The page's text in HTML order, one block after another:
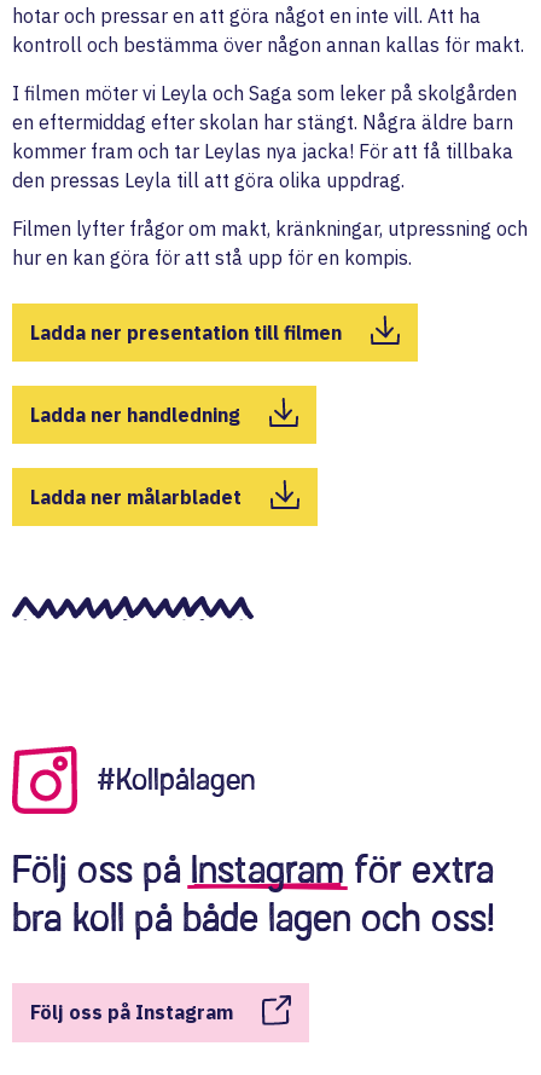
hotar och pressar en att göra något en inte vill. Att ha
kontroll och bestämma över någon annan kallas för makt.
I filmen möter vi Leyla och Saga som leker på skolgården
en eftermiddag efter skolan har stängt. Några äldre barn
kommer fram och tar Leylas nya jacka! För att få tillbaka
den pressas Leyla till att göra olika uppdrag.
Filmen lyfter frågor om makt, kränkningar, utpressning och
hur en kan göra för att stå upp för en kompis.
Ladda ner presentation till filmen
Ladda ner handledning
Ladda ner målarbladet
#Kollpålagen
Följ oss på Instagram för extra
bra koll på både lagen och oss!
Följ oss på Instagram